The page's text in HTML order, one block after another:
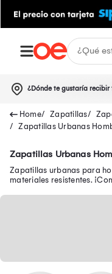
¿Dónde te gustaría recibir
Zapatillas
Zapatillas Urbanas
Zapatillas Urbanas
Zapatillas urbanas para
materiales resistentes.